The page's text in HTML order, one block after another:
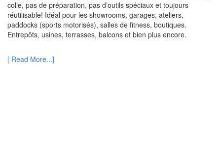
colle, pas de préparation, pas d’outils spéciaux et toujours
réutilisable! Idéal pour les showrooms, garages, ateliers,
paddocks (sports motorisés), salles de fitness, boutiques.
Entrepôts, usines, terrasses, balcons et bien plus encore.
[ Read More...]